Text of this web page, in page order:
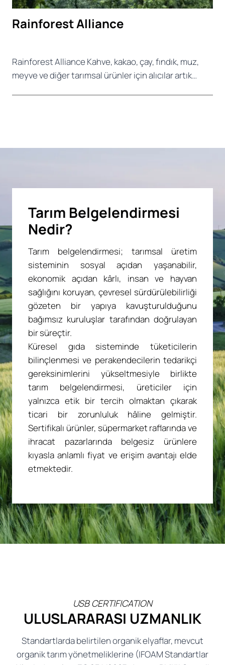
Rainforest Alliance
Rainforest Alliance Kahve, kakao, çay, fındık, muz,
meyve ve diğer tarımsal ürünler için alıcılar artık…
Tarım Belgelendirmesi
Nedir?
Tarım belgelendirmesi; tarımsal üretim
sisteminin sosyal açıdan yaşanabilir,
ekonomik açıdan kârlı, insan ve hayvan
sağlığını koruyan, çevresel sürdürülebilirliği
gözeten bir yapıya kavuşturulduğunu
bağımsız kuruluşlar tarafından doğrulayan
bir süreçtir.
Küresel gıda sisteminde tüketicilerin
bilinçlenmesi ve perakendecilerin tedarikçi
gereksinimlerini yükseltmesiyle birlikte
tarım belgelendirmesi, üreticiler için
yalnızca etik bir tercih olmaktan çıkarak
ticari bir zorunluluk hâline gelmiştir.
Sertifikalı ürünler, süpermarket raflarında ve
ihracat pazarlarında belgesiz ürünlere
kıyasla anlamlı fiyat ve erişim avantajı elde
etmektedir.
USB CERTIFICATION
ULUSLARARASI UZMANLIK
Standartlarda belirtilen organik elyaflar, mevcut
organik tarım yönetmeliklerine (IFOAM Standartlar